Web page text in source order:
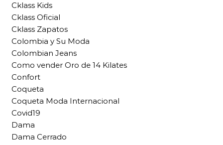
Cklass Kids
Cklass Oficial
Cklass Zapatos
Colombia y Su Moda
Colombian Jeans
Como vender Oro de 14 Kilates
Confort
Coqueta
Coqueta Moda Internacional
Covid19
Dama
Dama Cerrado